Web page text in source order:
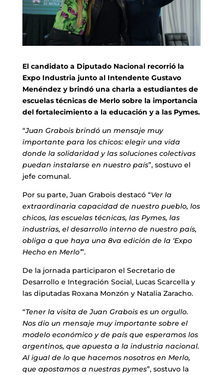
El candidato a Diputado Nacional recorrió la
Expo Industria junto al Intendente Gustavo
Menéndez y brindó una charla a estudiantes de
escuelas técnicas de Merlo sobre la importancia
del fortalecimiento a la educación y a las Pymes.
“Juan Grabois brindó un mensaje muy
importante para los chicos: elegir una vida
donde la solidaridad y las soluciones colectivas
puedan instalarse en nuestro país”, sostuvo el
jefe comunal.
Por su parte, Juan Grabois destacó “Ver la
extraordinaria capacidad de nuestro pueblo, los
chicos, las escuelas técnicas, las Pymes, las
industrias, el desarrollo interno de nuestro país,
obliga a que haya una 8va edición de la ‘Expo
Hecho en Merlo’”.
De la jornada participaron el Secretario de
Desarrollo e Integración Social, Lucas Scarcella y
las diputadas Roxana Monzón y Natalia Zaracho.
“Tener la visita de Juan Grabois es un orgullo.
Nos dio un mensaje muy importante sobre el
modelo económico y de país que esperamos los
argentinos, que apuesta a la industria nacional.
Al igual de lo que hacemos nosotros en Merlo,
que apostamos a nuestras pymes”, sostuvo la